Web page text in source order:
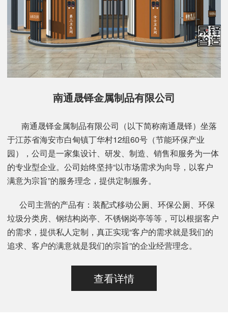
南通晟铎金属制品有限公司
南通晟铎金属制品有限公司（以下简称南通晟铎）坐落
于江苏省海安市白甸镇丁华村12组60号（节能环保产业
园），公司是一家集设计、研发、制造、销售和服务为一体
的专业型企业。公司始终坚持“以市场需求为向导，以客户
满意为宗旨”的服务理念，提供定制服务。
公司主营的产品有：装配式移动公厕、环保公厕、环保
垃圾分类房、钢结构岗亭、不锈钢岗亭等等，可以根据客户
的需求，提供私人定制，真正实现“客户的需求就是我们的
追求、客户的满意就是我们的宗旨”的企业经营理念。
查看详情